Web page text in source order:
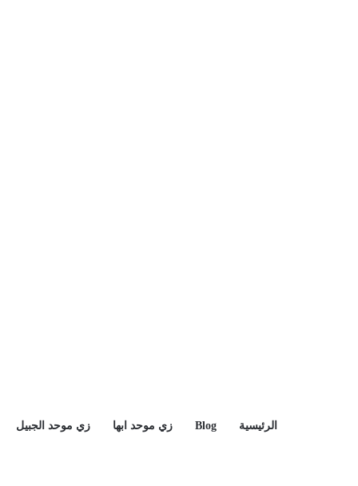
الرئيسية Blog زي موحد ابها زي موحد الجبيل